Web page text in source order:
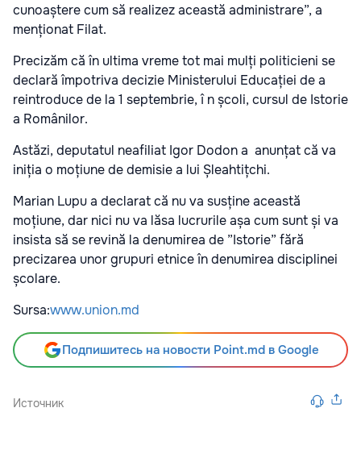
cunoaștere cum să realizez această administrare”, a
menționat Filat.
Precizăm că în ultima vreme tot mai mulți politicieni se
declară împotriva decizie Ministerului Educației de a
reintroduce de la 1 septembrie, î n școli, cursul de Istorie
a Românilor.
Astăzi, deputatul neafiliat Igor Dodon a anunțat că va
iniția o moțiune de demisie a lui Șleahtițchi.
Marian Lupu a declarat că nu va susține această
moțiune, dar nici nu va lăsa lucrurile așa cum sunt și va
insista să se revină la denumirea de ”Istorie” fără
precizarea unor grupuri etnice în denumirea disciplinei
școlare.
Sursa:www.union.md
Подпишитесь на новости Point.md в Google
Источник